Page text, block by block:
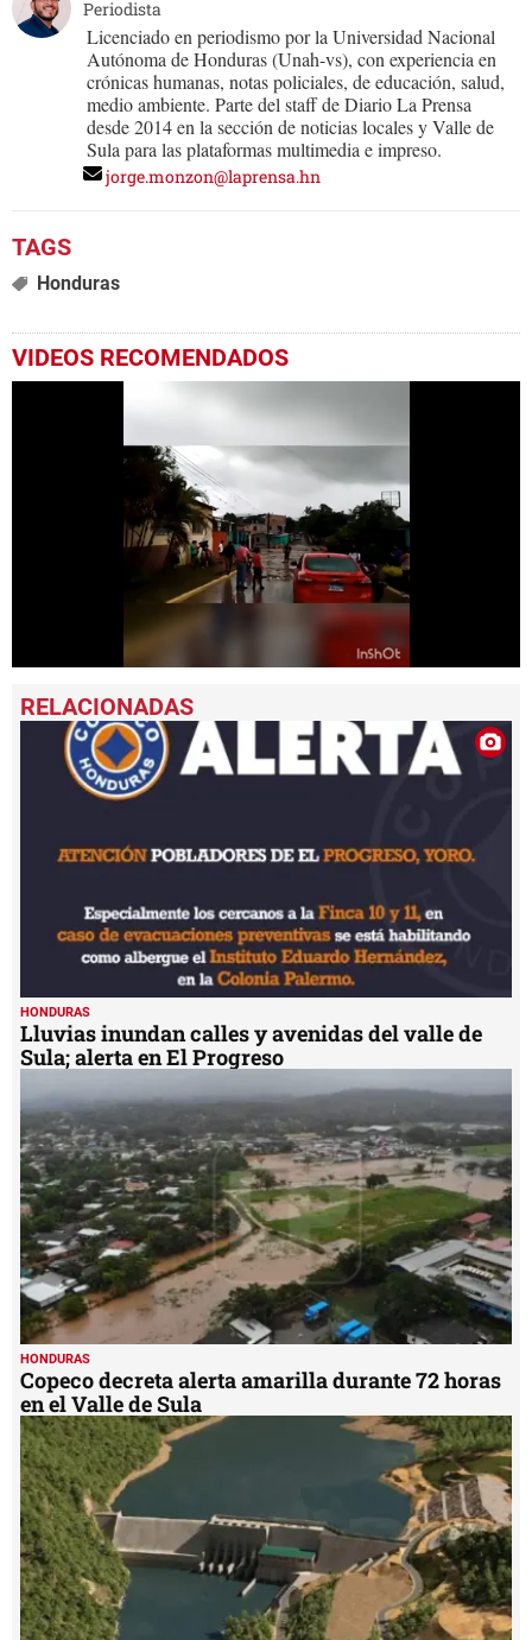
Periodista
Licenciado en periodismo por la Universidad Nacional
Autónoma de Honduras (Unah-vs), con experiencia en
crónicas humanas, notas policiales, de educación, salud,
medio ambiente. Parte del staff de Diario La Prensa
desde 2014 en la sección de noticias locales y Valle de
Sula para las plataformas multimedia e impreso.
jorge.monzon@laprensa.hn
Honduras
VIDEOS RECOMENDADOS
seconds
of
minutes,
seconds
HONDURAS
Lluvias inundan calles y avenidas del valle de
Sula; alerta en El Progreso
HONDURAS
Copeco decreta alerta amarilla durante 72 horas
en el Valle de Sula